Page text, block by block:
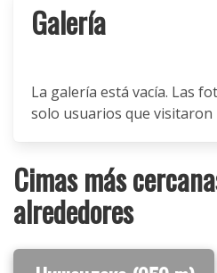
Galería
La galería está vacía. Las
solo usuarios que visitaron
Cimas más
alrededores